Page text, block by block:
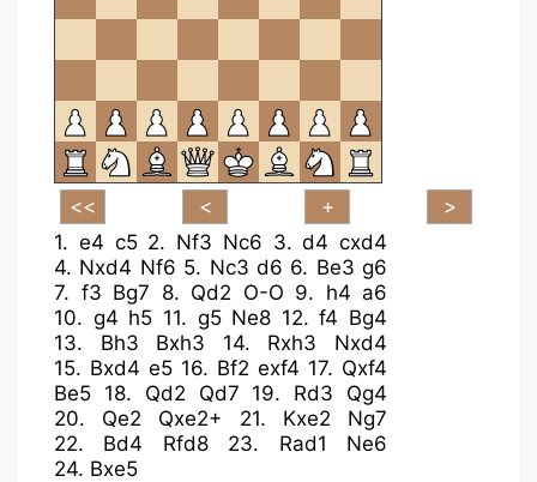
1. e4 c5 2. Nf3 Nc6 3.d4 cxd4
4. Nxd4 Nf6 5. Nc3 d6 6. Be3 g6
7. f3 Bg7 8. Qd2 O-O 9. h4 a6
10. g4 h5 11. g5 Ne8 12.f4 Bg4
13. Bh3 Bxh3 14. Rxh3
Nxd4
15. Bxd4 e5 16. Bf2 exf4 17. Qxf4
Be5 18. Qd2 Qd7 19. Rd3
Qg4
20. Qe2 Qxe2+ 21. Kxe2
Ng7
22. Bd4 Rfd8 23. Rad1
Ne6
24. Bxe5